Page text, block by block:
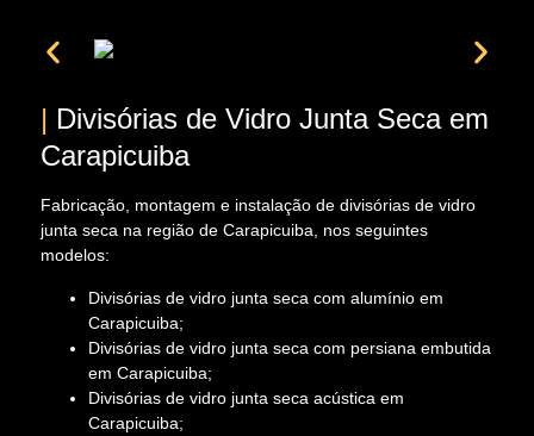
| Divisórias de Vidro Junta Seca em
Carapicuiba
Fabricação, montagem e instalação de divisórias de vidro
junta seca na região de Carapicuiba, nos seguintes
modelos:
Divisórias de vidro junta seca com alumínio em
Carapicuiba;
Divisórias de vidro junta seca com persiana embutida
em Carapicuiba;
Divisórias de vidro junta seca acústica em
Carapicuiba;